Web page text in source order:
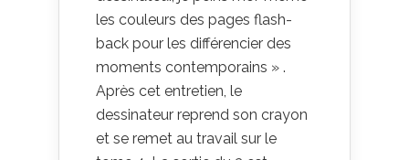
les couleurs des pages flash-
back pour les différencier des
moments contemporains » .
Après cet entretien, le
dessinateur reprend son crayon
et se remet au travail sur le